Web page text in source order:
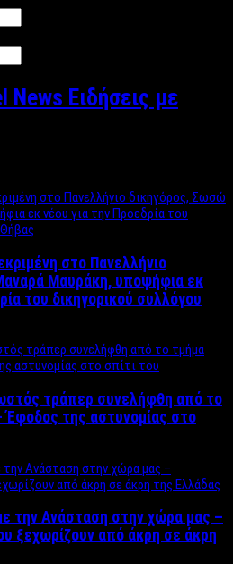
News Ειδήσεις με
στο Πανελλήνιο
Μαυράκη, υποψήφια εκ
του δικηγορικού συλλόγου
τράπερ συνελήφθη από το
Έφοδος της αστυνομίας στο
την Ανάσταση στην χώρα μας –
ξεχωρίζουν από άκρη σε άκρη